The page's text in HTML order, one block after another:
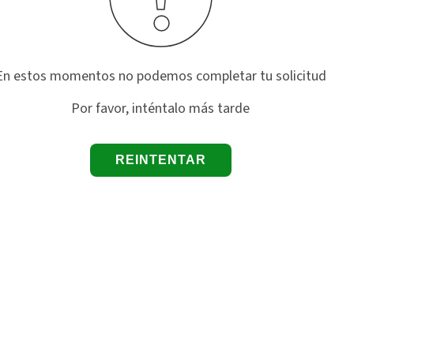
estos momentos no podemos completar tu solicitud
Por favor, inténtalo más tarde
REINTENTAR